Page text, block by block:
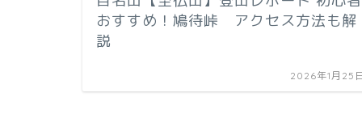
おすすめ！鳩待峠 アクセス方法も解
説
2026年1月25